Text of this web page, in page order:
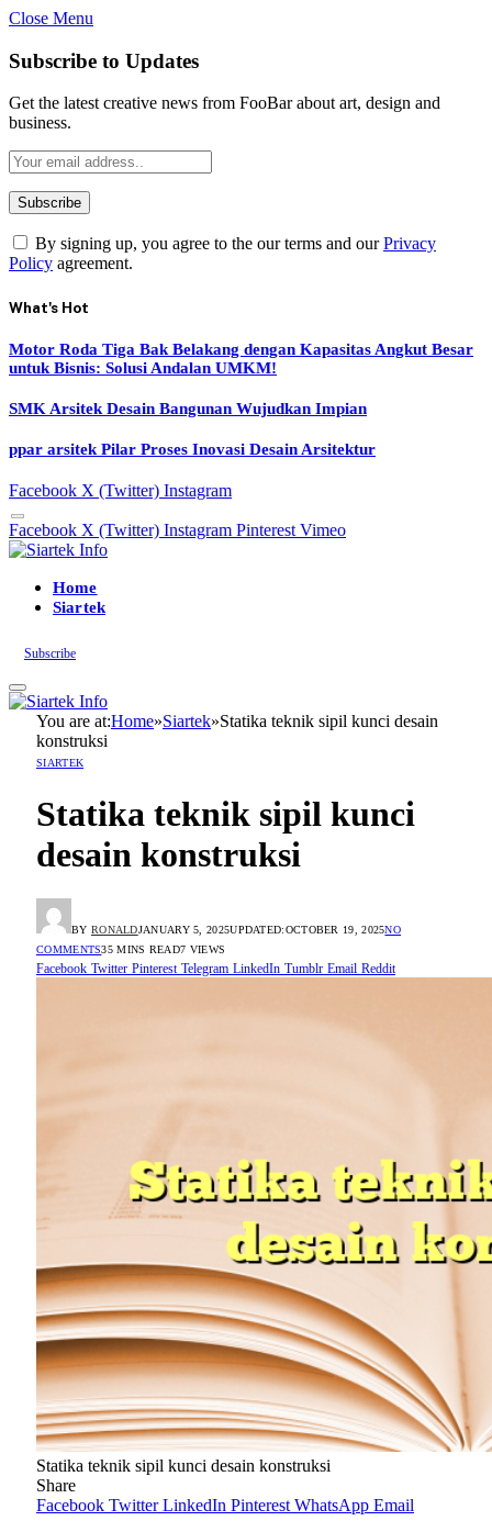
Close Menu
Subscribe to Updates
Get the latest creative news from FooBar about art, design and
business.
By signing up, you agree to the our terms and ourPrivacy
Policy agreement.
What's Hot
Motor Roda Tiga Bak Belakang dengan Kapasitas Angkut Besar
untuk Bisnis: Solusi Andalan UMKM!
SMK Arsitek Desain Bangunan Wujudkan Impian
ppar arsitek Pilar Proses Inovasi Desain Arsitektur
Facebook X (Twitter) Instagram
Facebook X (Twitter) Instagram Pinterest Vimeo
Home
Siartek
Subscribe
You are at:Home»Siartek»Statika teknik sipil kunci desain
konstruksi
SIARTEK
Statika teknik sipil kunci
desain konstruksi
BY RONALDJANUARY 5, 2025UPDATED:OCTOBER 19, 2025NO
COMMENTS35 MINS READ7 VIEWS
Facebook Twitter Pinterest Telegram LinkedIn Tumblr Email Reddit
Statika teknik sipil kunci desain konstruksi
Share
Facebook Twitter LinkedIn Pinterest WhatsApp Email